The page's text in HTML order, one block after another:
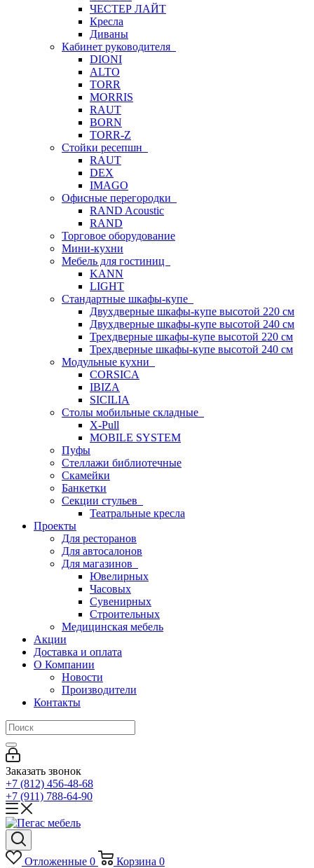
ЧЕСТЕР ЛАЙТ
Кресла
Диваны
Кабинет руководителя
DIONI
ALTO
TORR
MORRIS
RAUT
BORN
TORR-Z
Стойки ресепшн
RAUT
DEX
IMAGO
Офисные перегородки
RAND Acoustic
RAND
Торговое оборудование
Мини-кухни
Мебель для гостиниц
KANN
LIGHT
Стандартные шкафы-купе
Двухдверные шкафы-купе высотой 220 см
Двухдверные шкафы-купе высотой 240 см
Трехдверные шкафы-купе высотой 220 см
Трехдверные шкафы-купе высотой 240 см
Модульные кухни
CORSICA
IBIZA
SICILIA
Столы мобильные складные
X-Pull
MOBILE SYSTEM
Пуфы
Стеллажи библиотечные
Скамейки
Банкетки
Секции стульев
Театральные кресла
Проекты
Для ресторанов
Для автосалонов
Для магазинов
Ювелирных
Часовых
Сувенирных
Строительных
Медицинская мебель
Акции
Доставка и оплата
О Компании
Новости
Производители
Контакты
Заказать звонок
+7 (812) 456-48-68
+7 (911) 788-64-90
Отложенные 0 Корзина 0